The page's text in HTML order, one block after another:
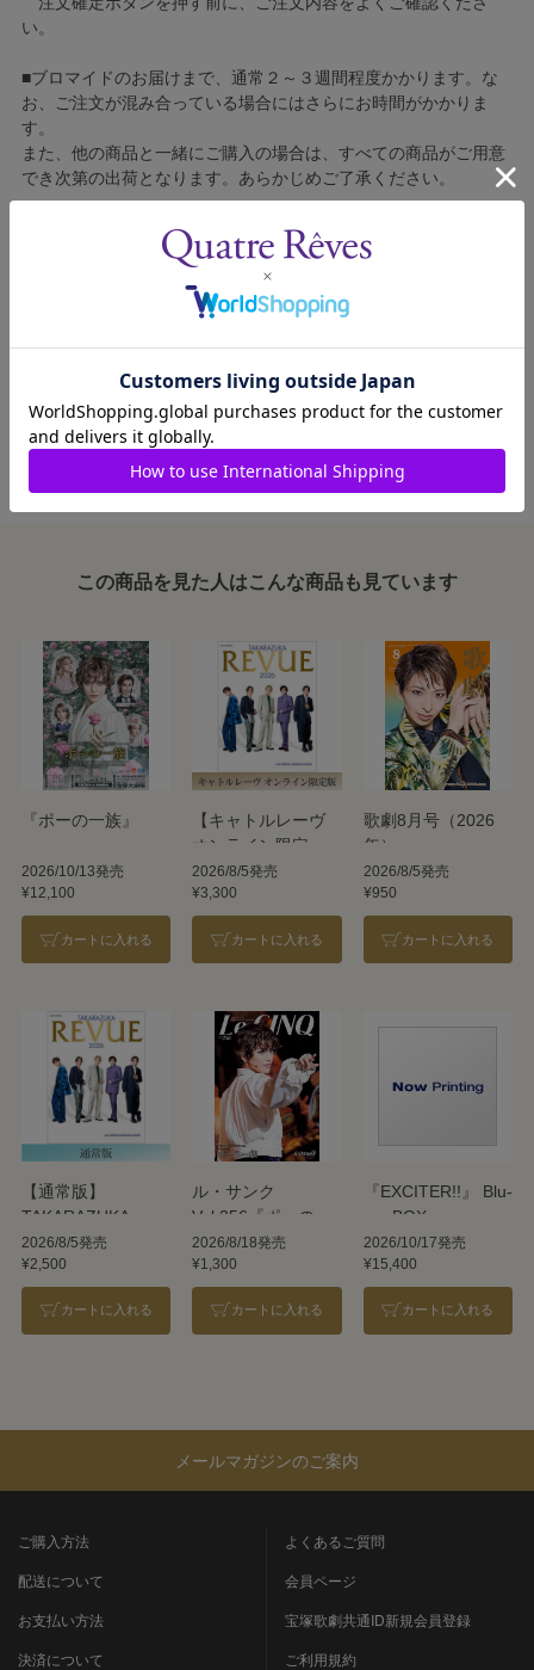
い。
■ブロマイドのお届けまで、通常２～３週間程度かかります。な
お、ご注文が混み合っている場合にはさらにお時間がかかりま
す。
また、他の商品と一緒にご購入の場合は、すべての商品がご用意
でき次第の出荷となります。あらかじめご了承ください。
■コンビニ決済をご利用の場合はご入金確認後の製造となりま
■ブロマイドの個包装はしておりません。
■ブロマイドに不良がございましたら、良品と交換いたしますの
で、お手数ですが弊社カスタマーセンターへご連絡ください。
この商品を見た人はこんな商品も見ています
『ポーの一族』
2026/10/13発売
¥12,100
カートに入れる
【キャトルレーヴ
オンライン限定
版】TAKARAZUKA
REVUE 2026
2026/8/5発売
¥3,300
カートに入れる
歌劇8月号（2026
年）
2026/8/5発売
¥950
カートに入れる
【通常版】
TAKARAZUKA
REVUE 2026
2026/8/5発売
¥2,500
カートに入れる
ル・サンク
Vol.256『ポーの一
族』＜雪組＞
2026/8/18発売
¥1,300
カートに入れる
『EXCITER!!』 Blu-
ray BOX
2026/10/17発売
¥15,400
カートに入れる
メールマガジンのご案内
ご購入方法
配送について
お支払い方法
決済について
よくあるご質問
会員ページ
宝塚歌劇共通ID新規会員登録
ご利用規約